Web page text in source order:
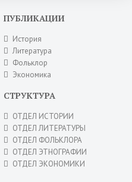
ПУБЛИКАЦИИ
История
Литература
Фольклор
Экономика
СТРУКТУРА
ОТДЕЛ ИСТОРИИ
ОТДЕЛ ЛИТЕРАТУРЫ
ОТДЕЛ ФОЛЬКЛОРА
ОТДЕЛ ЭТНОГРАФИИ
ОТДЕЛ ЭКОНОМИКИ